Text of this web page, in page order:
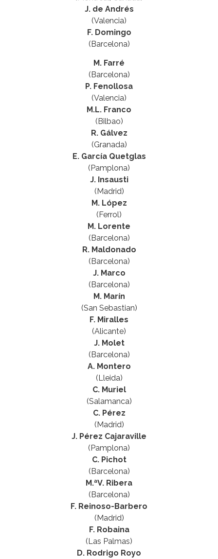
J. de Andrés
(Valencia)
F. Domingo
(Barcelona)
M. Farré
(Barcelona)
P. Fenollosa
(Valencia)
M.L. Franco
(Bilbao)
R. Gálvez
(Granada)
E. García Quetglas
(Pamplona)
J. Insausti
(Madrid)
M. López
(Ferrol)
M. Lorente
(Barcelona)
R. Maldonado
(Barcelona)
J. Marco
(Barcelona)
M. Marín
(San Sebastian)
F. Miralles
(Alicante)
J. Molet
(Barcelona)
A. Montero
(Lleida)
C. Muriel
(Salamanca)
C. Pérez
(Madrid)
J. Pérez Cajaraville
(Pamplona)
C. Pichot
(Barcelona)
M.ªV. Ribera
(Barcelona)
F. Reinoso-Barbero
(Madrid)
F. Robaina
(Las Palmas)
D. Rodrigo Royo